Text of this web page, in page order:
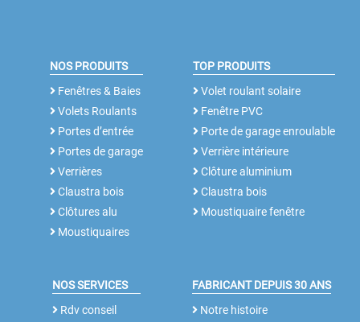
NOS PRODUITS
Fenêtres & Baies
Volets Roulants
Portes d’entrée
Portes de garage
Verrières
Claustra bois
Clôtures alu
Moustiquaires
TOP PRODUITS
Volet roulant solaire
Fenêtre PVC
Porte de garage enroulable
Verrière intérieure
Clôture aluminium
Claustra bois
Moustiquaire fenêtre
NOS SERVICES
Rdv conseil
FABRICANT DEPUIS 30 ANS
Notre histoire